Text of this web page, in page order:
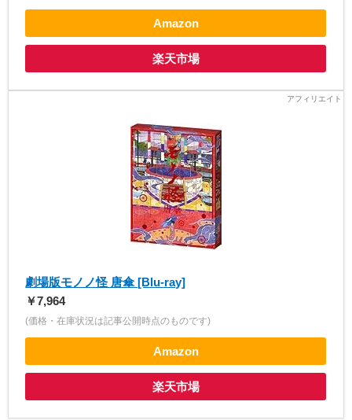
Amazon
楽天市場
劇場版モノノ怪 唐傘 [Blu-ray]
￥7,964
(価格・在庫状況は記事公開時点のものです)
Amazon
楽天市場